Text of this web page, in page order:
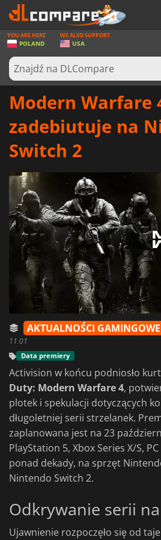
GRY
KARTY DO GIER
OPROGRAMOWANIE
SPRZĘT KOMPUTEROWY
ZALOGUJ SIĘ LUB ZAREJESTRUJ
YOU ARE HERE
POLAND
WE ALSO SUPPORT
USA
Modern Warfare
zadebiutuje na
Switch 2
AKTUALNOŚCI GAMINGOWE
11:01
Data premiery
Activision w końcu podniosło
Duty: Modern Warfare 4,
plotek i spekulacji dotyczących
długoletniej serii strzelanek.
zaplanowana jest na 23
PlayStation 5, Xbox Series X/S,
ponad dekady, na sprzęt
Nintendo Switch 2.
Odkrywanie serii
Ujawnienie rozpoczęło się od